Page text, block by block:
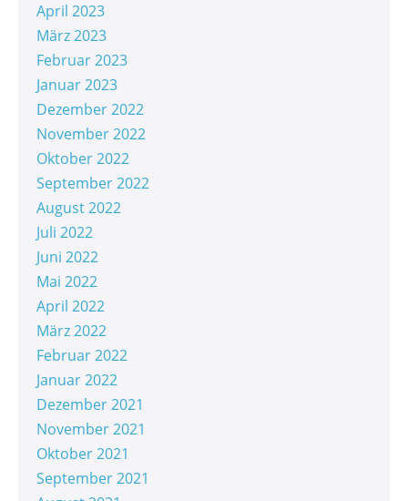
April 2023
März 2023
Februar 2023
Januar 2023
Dezember 2022
November 2022
Oktober 2022
September 2022
August 2022
Juli 2022
Juni 2022
Mai 2022
April 2022
März 2022
Februar 2022
Januar 2022
Dezember 2021
November 2021
Oktober 2021
September 2021